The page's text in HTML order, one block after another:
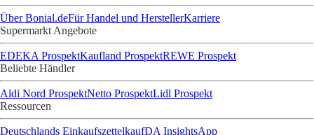
Über Bonial.deFür Handel und HerstellerKarriere
Supermarkt Angebote
EDEKA ProspektKaufland ProspektREWE Prospekt
Beliebte Händler
Aldi Nord ProspektNetto ProspektLidl Prospekt
Ressourcen
Deutschlands EinkaufszettelkaufDA InsightsApp